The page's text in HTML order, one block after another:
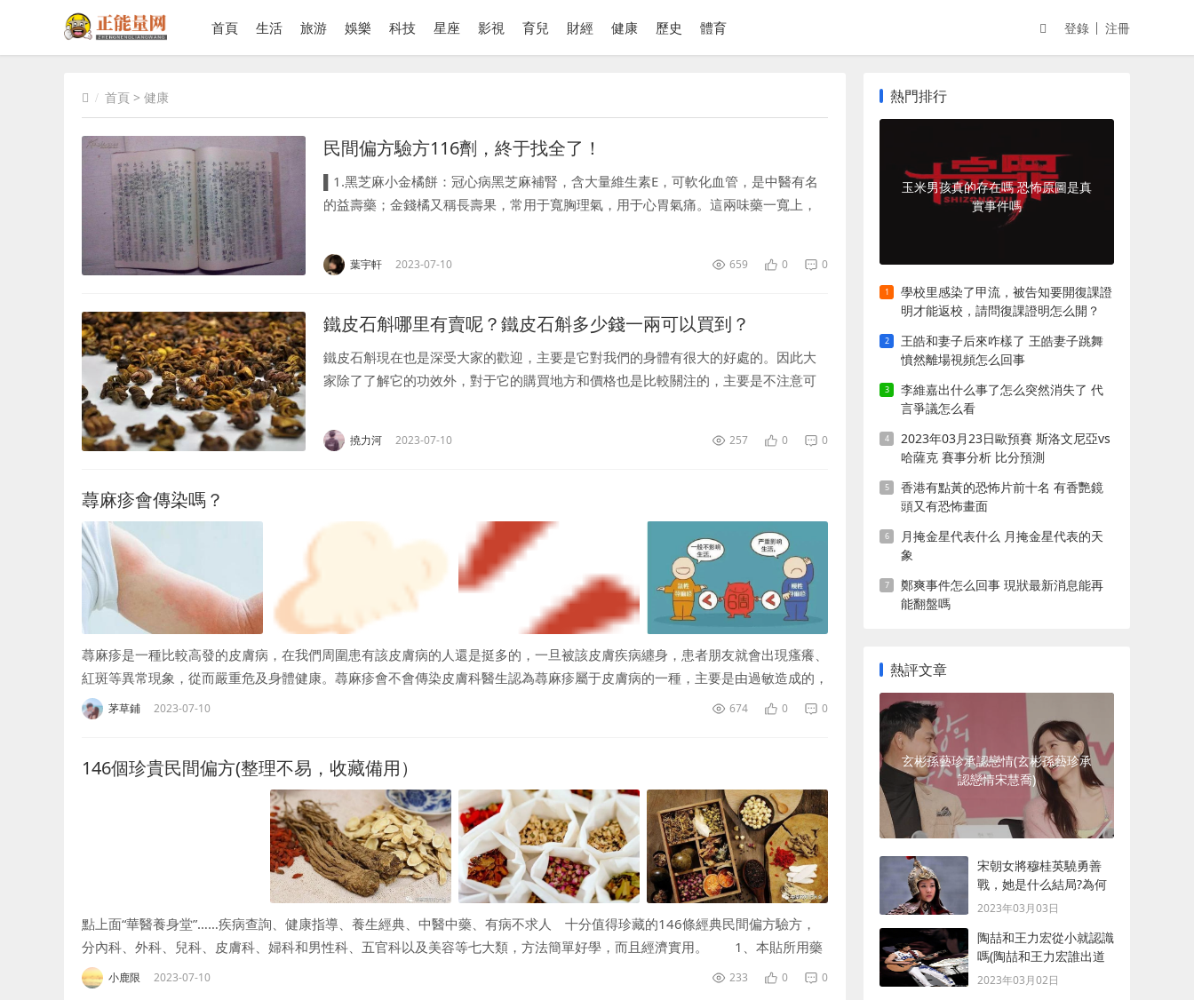
首頁 生活 旅游 娛樂 科技 星座 影視 育兒 財經 健康 歷史 體育 登錄 注冊
首頁 > 健康
民間偏方驗方116劑，終于找全了！
▌1.黑芝麻小金橘餅：冠心病黑芝麻補腎，含大量維生素E，可軟化血管，是中醫有名
的益壽藥；金錢橘又稱長壽果，常用于寬胸理氣，用于心胃氣痛。這兩味藥一寬上，
餅...
葉宇軒 2023-07-10 659 0 0
鐵皮石斛哪里有賣呢？鐵皮石斛多少錢一兩可以買到？
鐵皮石斛現在也是深受大家的歡迎，主要是它對我們的身體有很大的好處的。因此大
家除了了解它的功效外，對于它的購買地方和價格也是比較關注的，主要是不注意可
先來了解一下鐵...
撓力河 2023-07-10 257 0 0
蕁麻疹會傳染嗎？
蕁麻疹是一種比較高發的皮膚病，在我們周圍患有該皮膚病的人還是挺多的，一旦被該皮膚疾病纏身，患者朋友就會出現瘙癢、
紅斑等異常現象，從而嚴重危及身體健康。蕁麻疹會不會傳染皮膚科醫生認為蕁麻疹屬于皮膚病的一種，主要是由過敏造成的，
其在短時間內會讓...
茅草鋪 2023-07-10 674 0 0
146個珍貴民間偏方(整理不易，收藏備用）
點上面“華醫養身堂”……疾病查詢、健康指導、養生經典、中醫中藥、有病不求人 十分值得珍藏的146條經典民間偏方驗方，
分內科、外科、兒科、皮膚科、婦科和男性科、五官科以及美容等七大類，方法簡單好學，而且經濟實用。 1、本貼所用藥
物，以食物...
小鹿限 2023-07-10 233 0 0
熱門排行
玉米男孩真的存在嗎 恐怖原圖是真
實事件嗎
學校里感染了甲流，被告知要開復課證
明才能返校，請問復課證明怎么開？
王皓和妻子后來咋樣了 王皓妻子跳舞
憤然離場視頻怎么回事
李維嘉出什么事了怎么突然消失了 代
言爭議怎么看
2023年03月23日歐預賽 斯洛文尼亞vs
哈薩克 賽事分析 比分預測
香港有點黃的恐怖片前十名 有香艷鏡
頭又有恐怖畫面
月掩金星代表什么 月掩金星代表的天
象
鄭爽事件怎么回事 現狀最新消息能再
能翻盤嗎
熱評文章
玄彬孫藝珍承認戀情(玄彬孫藝珍承
認戀情宋慧喬)
宋朝女將穆桂英驍勇善
戰，她是什么結局?為何
最后會被殺死？
2023年03月03日
陶喆和王力宏從小就認識
嗎(陶喆和王力宏誰出道
早)
2023年03月02日